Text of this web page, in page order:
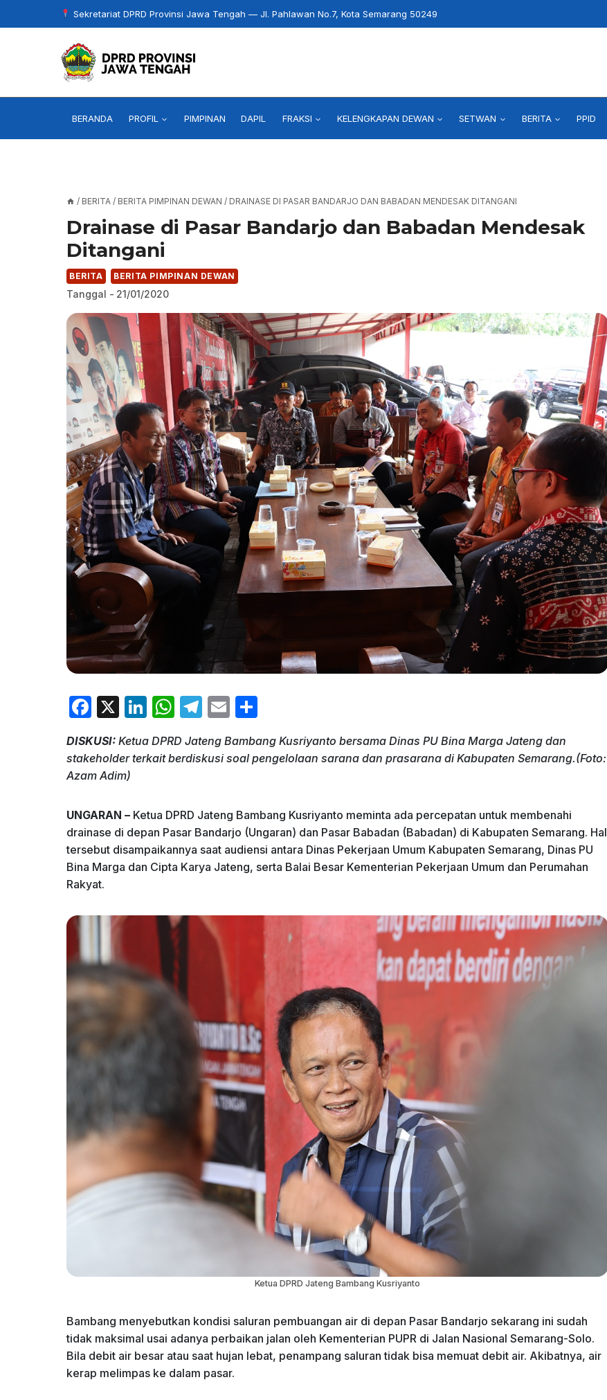
to
Sekretariat DPRD Provinsi Jawa Tengah — Jl. Pahlawan No.7, Kota Semarang 50249
BERANDA PROFIL PIMPINAN DAPIL FRAKSI KELENGKAPAN DEWAN SETWAN BERITA PPID
/ BERITA / BERITA PIMPINAN DEWAN / DRAINASE DI PASAR BANDARJO DAN BABADAN MENDESAK DITANGANI
Drainase di Pasar Bandarjo dan Babadan Mendesak
Ditangani
BERITA BERITA PIMPINAN DEWAN
Tanggal - 21/01/2020
F
c
e
o
o
k
X
Li
k
n
W
at
p
p
T
e
m
E
ai ar
DISKUSI: Ketua DPRD Jateng Bambang Kusriyanto bersama Dinas PU Bina Marga Jateng dan
stakeholder terkait berdiskusi soal pengelolaan sarana dan prasarana di Kabupaten Semarang.(Foto:
Azam Adim)
UNGARAN – Ketua DPRD Jateng Bambang Kusriyanto meminta ada percepatan untuk membenahi
drainase di depan Pasar Bandarjo (Ungaran) dan Pasar Babadan (Babadan) di Kabupaten Semarang. Hal
tersebut disampaikannya saat audiensi antara Dinas Pekerjaan Umum Kabupaten Semarang, Dinas PU
Bina Marga dan Cipta Karya Jateng, serta Balai Besar Kementerian Pekerjaan Umum dan Perumahan
Rakyat.
Ketua DPRD Jateng Bambang Kusriyanto
Bambang menyebutkan kondisi saluran pembuangan air di depan Pasar Bandarjo sekarang ini sudah
tidak maksimal usai adanya perbaikan jalan oleh Kementerian PUPR di Jalan Nasional Semarang-Solo.
Bila debit air besar atau saat hujan lebat, penampang saluran tidak bisa memuat debit air. Akibatnya, air
kerap melimpas ke dalam pasar.